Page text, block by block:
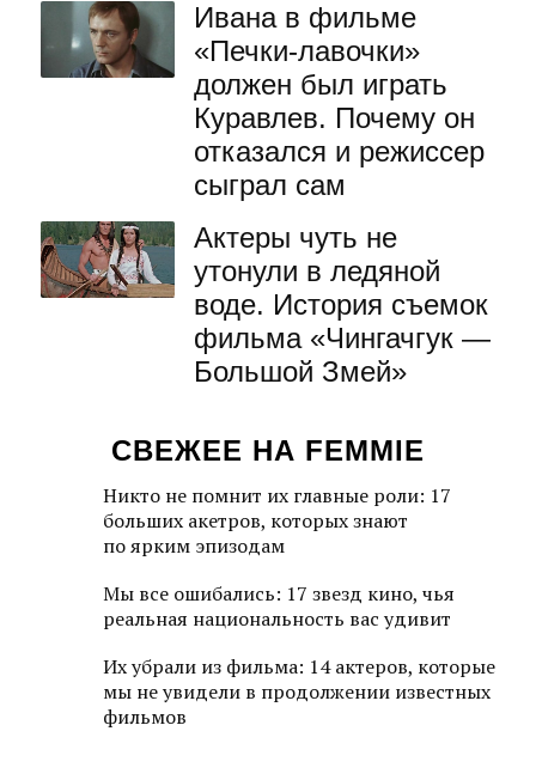
Ивана в фильме
«Печки-лавочки»
должен был играть
Куравлев. Почему он
отказался и режиссер
сыграл сам
Актеры чуть не
утонули в ледяной
воде. История съемок
фильма «Чингачгук —
Большой Змей»
СВЕЖЕЕ НА FEMMIE
Никто не помнит их главные роли: 17
больших акетров, которых знают
по ярким эпизодам
Мы все ошибались: 17 звезд кино, чья
реальная национальность вас удивит
Их убрали из фильма: 14 актеров, которые
мы не увидели в продолжении известных
фильмов